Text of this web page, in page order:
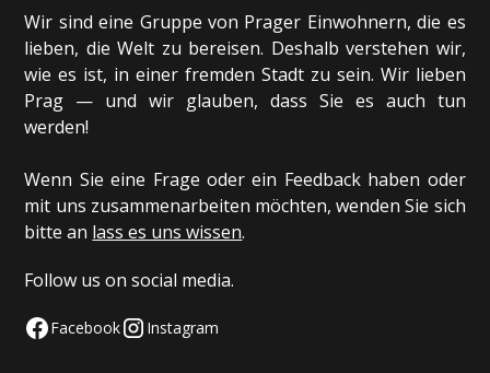
Wir sind eine Gruppe von Prager Einwohnern, die es
lieben, die Welt zu bereisen. Deshalb verstehen wir,
wie es ist, in einer fremden Stadt zu sein. Wir lieben
Prag — und wir glauben, dass Sie es auch tun
werden!
Wenn Sie eine Frage oder ein Feedback haben oder
mit uns zusammenarbeiten möchten, wenden Sie sich
bitte an lass es uns wissen.
Follow us on social media.
Facebook Instagram